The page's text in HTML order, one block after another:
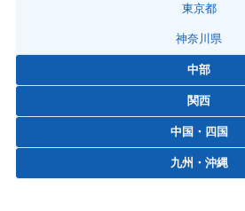
東京都
神奈川県
中部
関西
中国・四国
九州・沖縄